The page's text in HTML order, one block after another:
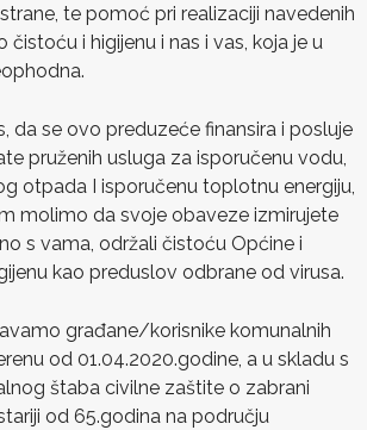
te pomoć pri realizaciji navedenih
čistoću i higijenu i nas i vas, koja je u
da se ovo preduzeće finansira i posluje
pruženih usluga za isporučenu vodu,
otpada I isporučenu toplotnu energiju,
molimo da svoje obaveze izmirujete
s vama, održali čistoću Općine i
kao preduslov odbrane od virusa.
građane/korisnike komunalnih
od 01.04.2020.godine, a u skladu s
štaba civilne zaštite o zabrani
od 65.godina na području